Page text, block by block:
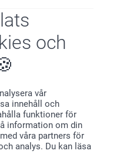
och
vår
innehåll och
funktioner för
information om din
våra partners för
analys. Du kan läsa
i trä
3 varianter
Från 289,00
(19 omdömen)
?